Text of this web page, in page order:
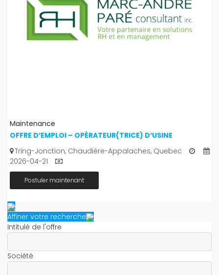
Maintenance
OFFRE D’EMPLOI – OPÉRATEUR(TRICE) D’USINE
Tring-Jonction, Chaudière-Appalaches, Quebec
2026-04-21
Postuler maintenant
Affiner votre recherche
Intitulé de l'offre
Société